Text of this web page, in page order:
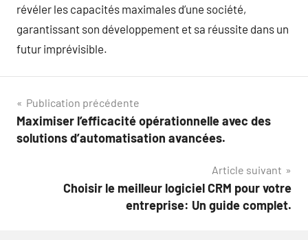
révéler les capacités maximales d’une société,
garantissant son développement et sa réussite dans un
futur imprévisible.
Navigation
de
Publication précédente
Maximiser l’efficacité opérationnelle avec des
solutions d’automatisation avancées.
Article suivant
Choisir le meilleur logiciel CRM pour votre
entreprise: Un guide complet.